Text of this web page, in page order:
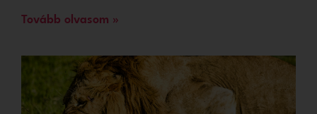
Tovább olvasom »